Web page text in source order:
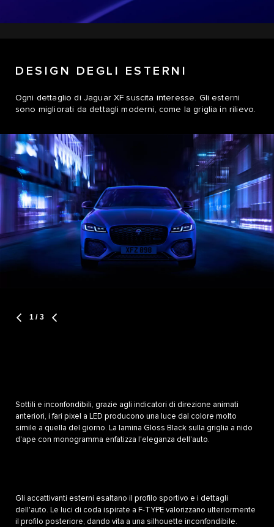
DESIGN DEGLI ESTERNI
Ogni dettaglio di Jaguar XF suscita interesse. Gli esterni
sono migliorati da dettagli moderni, come la griglia in rilievo.
1 / 3
Sottili e inconfondibili, grazie agli indicatori di direzione animati
anteriori, i fari pixel a LED producono una luce dal colore molto
simile a quella del giorno. La lamina Gloss Black sulla griglia a nido
d'ape con monogramma enfatizza l'eleganza dell'auto.
Gli accattivanti esterni esaltano il profilo sportivo e i dettagli
dell'auto. Le luci di coda ispirate a F-TYPE valorizzano ulteriormente
il profilo posteriore, dando vita a una silhouette inconfondibile.